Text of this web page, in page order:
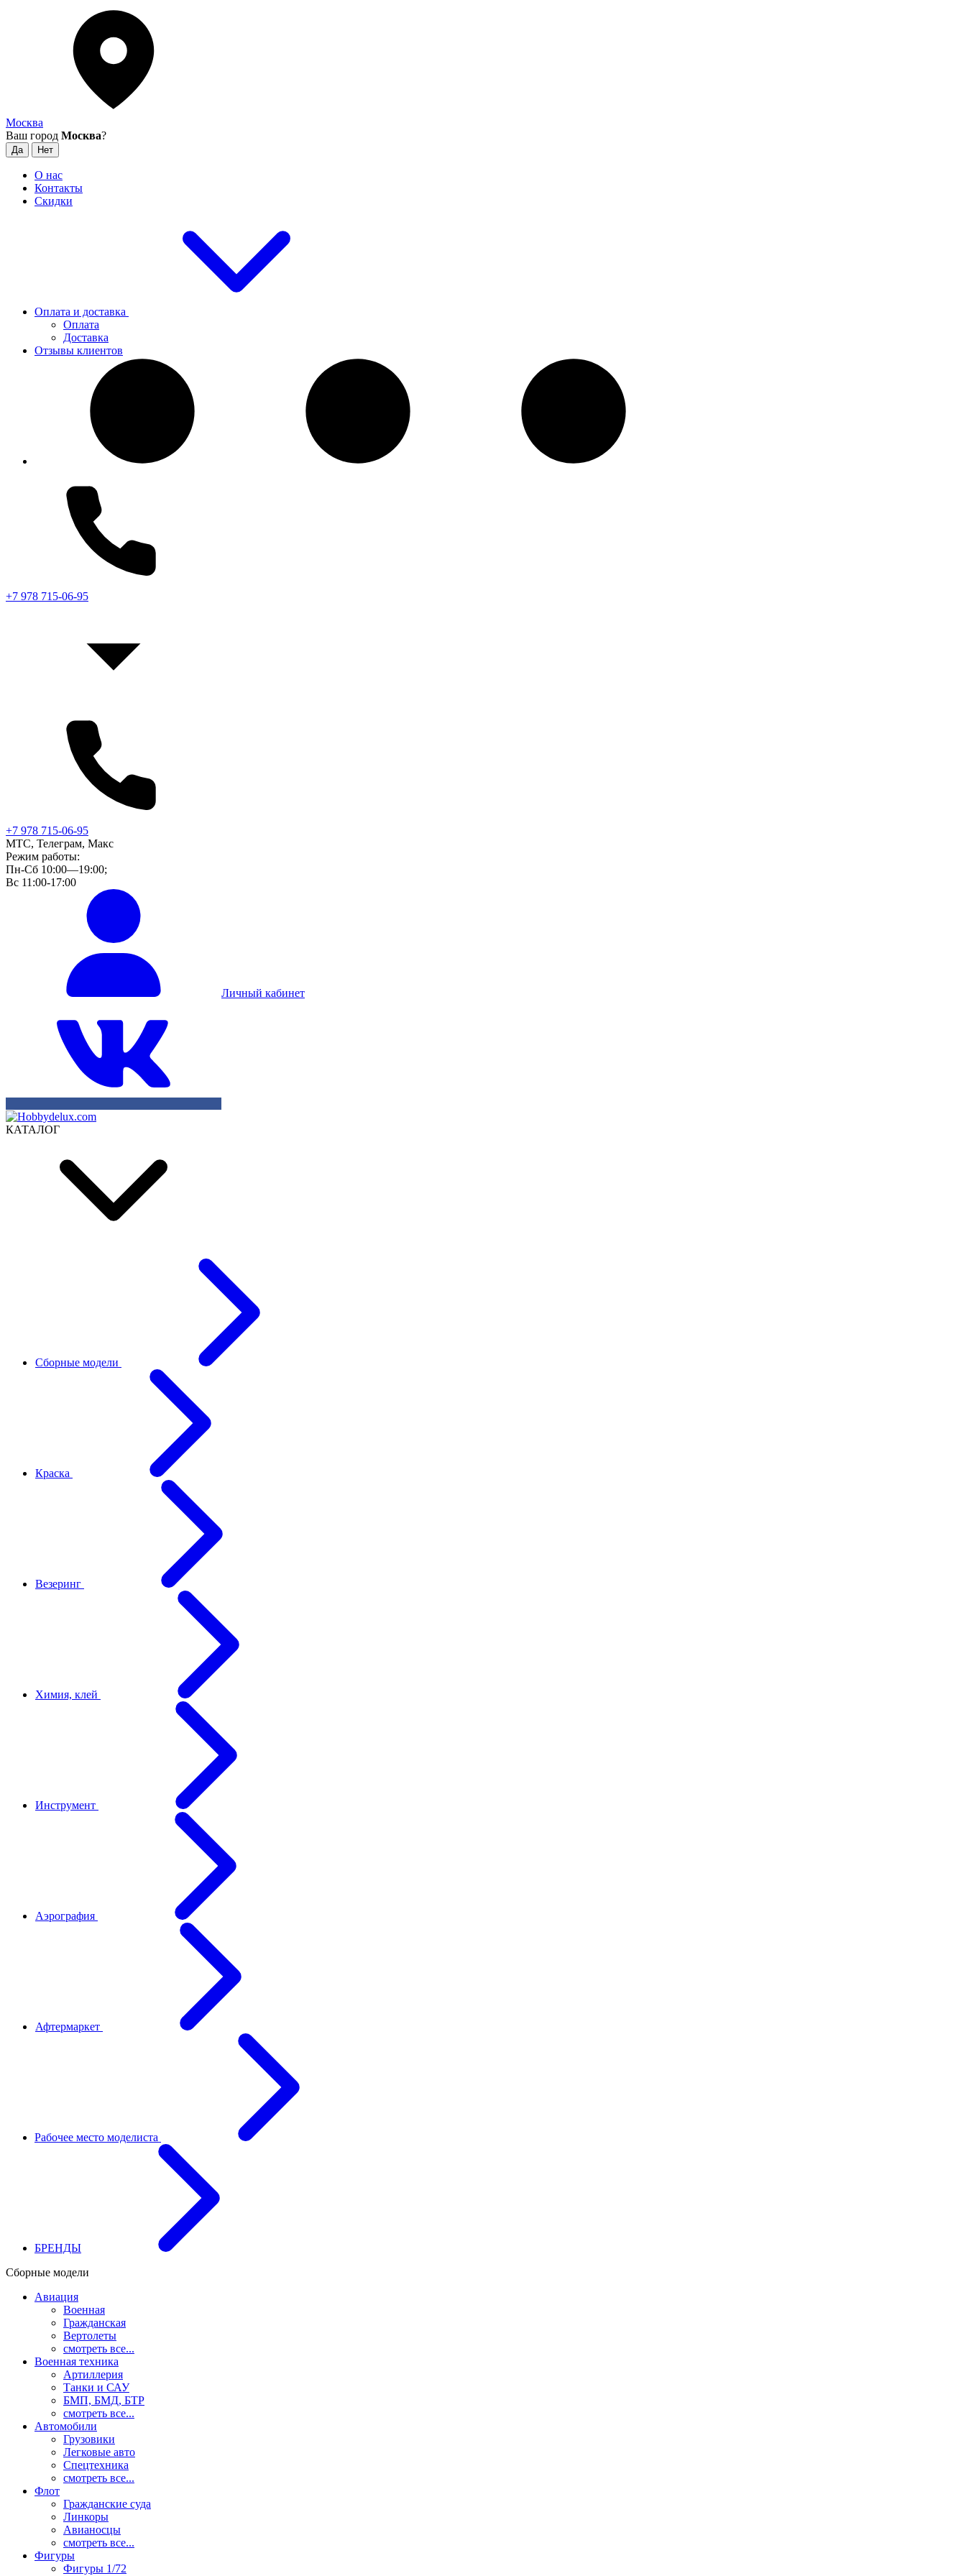
Москва
Ваш город Москва?
О нас
Контакты
Скидки
Оплата и доставка
Оплата
Доставка
Отзывы клиентов
+7 978 715-06-95
+7 978 715-06-95
МТС, Телеграм, Макс
Режим работы:
Пн-Сб 10:00—19:00;
Вс 11:00-17:00
Личный кабинет
КАТАЛОГ
Сборные модели
Краска
Везеринг
Химия, клей
Инструмент
Аэрография
Афтермаркет
Рабочее место моделиста
БРЕНДЫ
Сборные модели
Авиация
Военная
Гражданская
Вертолеты
смотреть все...
Военная техника
Артиллерия
Танки и САУ
БМП, БМД, БТР
смотреть все...
Автомобили
Грузовики
Легковые авто
Спецтехника
смотреть все...
Флот
Гражданские суда
Линкоры
Авианосцы
смотреть все...
Фигуры
Фигуры 1/72